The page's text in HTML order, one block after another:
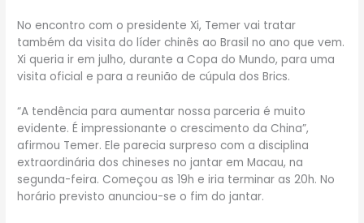
No encontro com o presidente Xi, Temer vai tratar
também da visita do líder chinês ao Brasil no ano que vem.
Xi queria ir em julho, durante a Copa do Mundo, para uma
visita oficial e para a reunião de cúpula dos Brics.
“A tendência para aumentar nossa parceria é muito
evidente. É impressionante o crescimento da China”,
afirmou Temer. Ele parecia surpreso com a disciplina
extraordinária dos chineses no jantar em Macau, na
segunda-feira. Começou as 19h e iria terminar as 20h. No
horário previsto anunciou-se o fim do jantar.